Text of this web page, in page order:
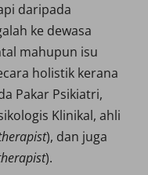
daripada
ke dewasa
mahupun isu
holistik kerana
Pakar Psikiatri,
Klinikal, ahli
), dan juga
).